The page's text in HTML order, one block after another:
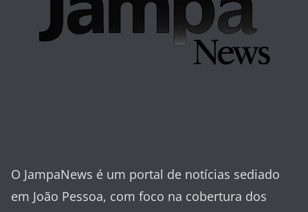
O JampaNews é um portal de notícias sediado
em João Pessoa, com foco na cobertura dos